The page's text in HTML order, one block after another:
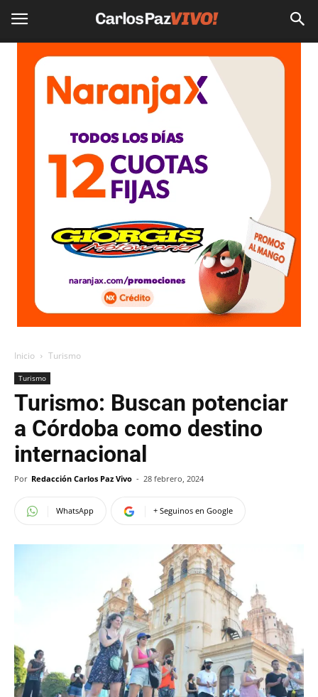
Inicio Turismo
Turismo
Turismo: Buscan potenciar
a Córdoba como destino
internacional
Por Redacción Carlos Paz Vivo - 28 febrero, 2024
WhatsApp + Seguinos en Google